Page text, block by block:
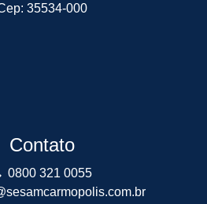
35534-000
Contato
0800 321 0055